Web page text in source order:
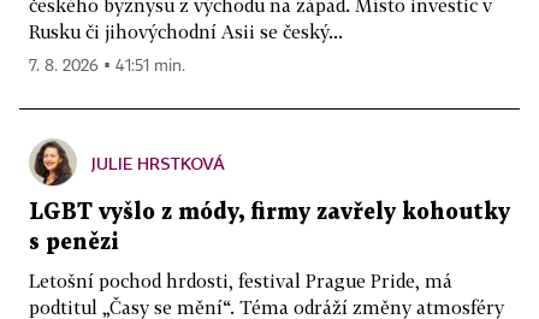
českého byznysu z východu na západ. Místo investic v
Rusku či jihovýchodní Asii se český...
7. 8. 2026 ▪ 41:51 min.
JULIE HRSTKOVÁ
LGBT vyšlo z módy, firmy zavřely kohoutky
s penězi
Letošní pochod hrdosti, festival Prague Pride, má
podtitul „Časy se mění“. Téma odráží změny atmosféry